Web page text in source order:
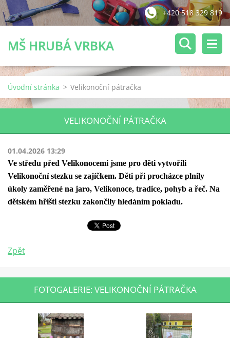
+420 518 329 819
MŠ HRUBÁ VRBKA
Úvodní stránka > Velikonoční pátračka
VELIKONOČNÍ PÁTRAČKA
01.04.2026 13:29
Ve středu před Velikonocemi jsme pro děti vytvořili
Velikonoční stezku se zajíčkem. Děti při procházce plnily
úkoly zaměřené na jaro, Velikonoce, tradice, pohyb a řeč. Na
dětském hřišti stezku zakončily hledáním pokladu.
Zpět
FOTOGALERIE: VELIKONOČNÍ PÁTRAČKA